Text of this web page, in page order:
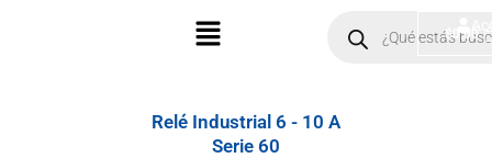
Menú
search
$0.00
Relé Industrial 6 - 10 A
Serie 60